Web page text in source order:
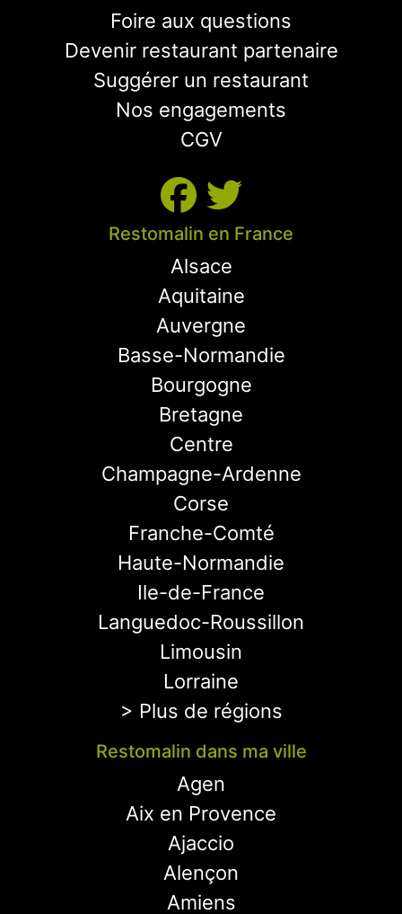
Foire aux questions
Devenir restaurant partenaire
Suggérer un restaurant
Nos engagements
CGV
Restomalin en France
Alsace
Aquitaine
Auvergne
Basse-Normandie
Bourgogne
Bretagne
Centre
Champagne-Ardenne
Corse
Franche-Comté
Haute-Normandie
Ile-de-France
Languedoc-Roussillon
Limousin
Lorraine
> Plus de régions
Restomalin dans ma ville
Agen
Aix en Provence
Ajaccio
Alençon
Amiens